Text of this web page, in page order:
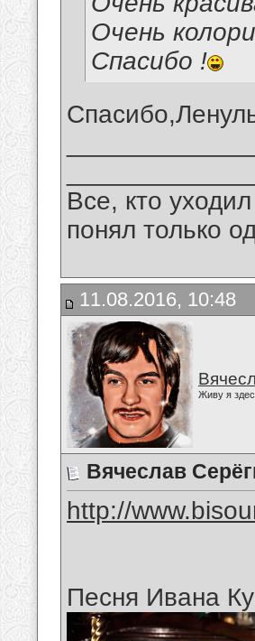
Очень
Спасибо !
Все, кто
понял только
11.08.2016, 10:48
Живу я
Вячеслав
http://
Песня Ивана